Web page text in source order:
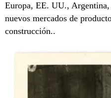
Europa, EE. UU.,
nuevos mercados de
construcción..